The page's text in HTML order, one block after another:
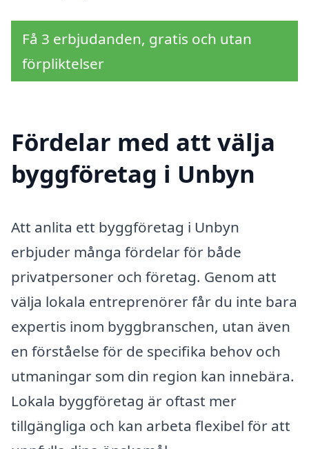
Få 3 erbjudanden, gratis och utan
förpliktelser
Fördelar med att välja
byggföretag i Unbyn
Att anlita ett byggföretag i Unbyn
erbjuder många fördelar för både
privatpersoner och företag. Genom att
välja lokala entreprenörer får du inte bara
expertis inom byggbranschen, utan även
en förståelse för de specifika behov och
utmaningar som din region kan innebära.
Lokala byggföretag är oftast mer
tillgängliga och kan arbeta flexibel för att